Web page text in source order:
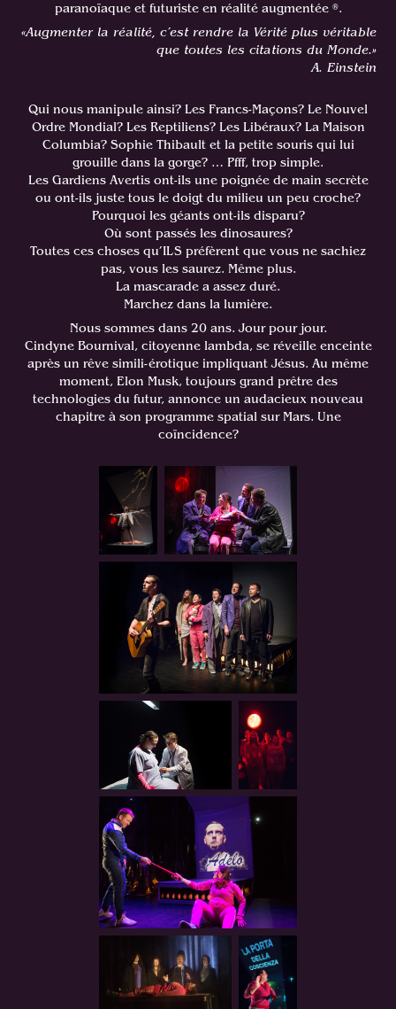
paranoïaque et futuriste en réalité augmentée ®.
«Augmenter la réalité, c’est rendre la Vérité plus véritable
que toutes les citations du Monde.»
A. Einstein
Qui nous manipule ainsi? Les Francs-Maçons? Le Nouvel
Ordre Mondial? Les Reptiliens? Les Libéraux? La Maison
Columbia? Sophie Thibault et la petite souris qui lui
grouille dans la gorge? … Pfff, trop simple.
Les Gardiens Avertis ont-ils une poignée de main secrète
ou ont-ils juste tous le doigt du milieu un peu croche?
Pourquoi les géants ont-ils disparu?
Où sont passés les dinosaures?
Toutes ces choses qu’ILS préfèrent que vous ne sachiez
pas, vous les saurez. Même plus.
La mascarade a assez duré.
Marchez dans la lumière.
Nous sommes dans 20 ans. Jour pour jour.
Cindyne Bournival, citoyenne lambda, se réveille enceinte
après un rêve simili-érotique impliquant Jésus. Au même
moment, Elon Musk, toujours grand prêtre des
technologies du futur, annonce un audacieux nouveau
chapitre à son programme spatial sur Mars. Une
coïncidence?